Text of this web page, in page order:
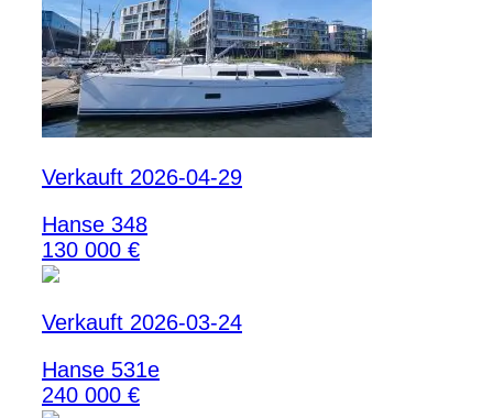
Verkauft 2026-04-29
Hanse 348
130 000 €
Verkauft 2026-03-24
Hanse 531e
240 000 €